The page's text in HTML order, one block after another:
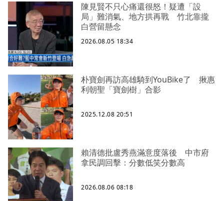
陳見賢不只心痛還很怒！疑遭「設
局」難消氣、地方拱再戰 竹北靠攏
白營留懸念
2026.08.05 18:34
朴寶劍再訪高雄騎到YouBike了 揪惠
利朝聖「寶劍樹」合影
2025.12.08 20:51
賴清德批盧秀燕滿意度落後 中市府
拿民調回擊：分數低笑分數高
2026.08.06 08:18